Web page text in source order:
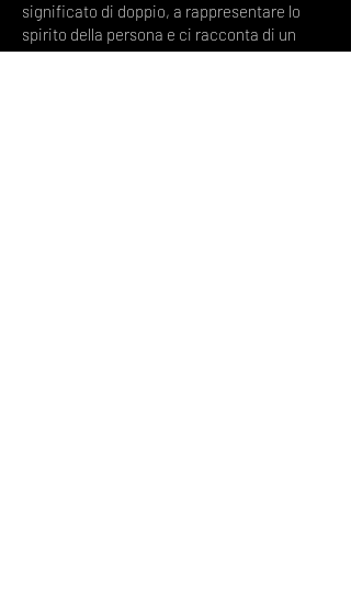
significato di doppio, a rappresentare lo
spirito della persona e ci racconta di un
dialogo tra se e se, ne svela i dubbi e infine